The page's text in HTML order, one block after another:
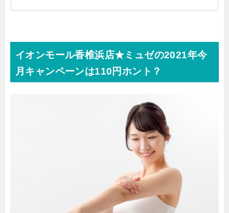
イオンモール香椎浜店★ミュゼの2021年今
月キャンペーンは110円ホント？